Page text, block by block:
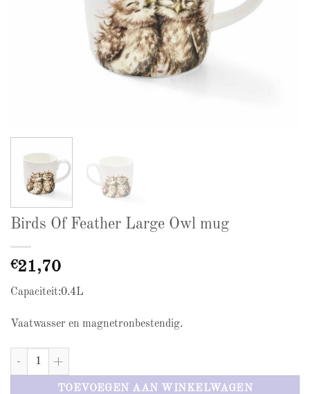
Birds Of Feather Large Owl mug
€21,70
Capaciteit:0.4L
Vaatwasser en magnetronbestendig.
Birds Of Feather Large Owl mug aantal
TOEVOEGEN AAN WINKELWAGEN